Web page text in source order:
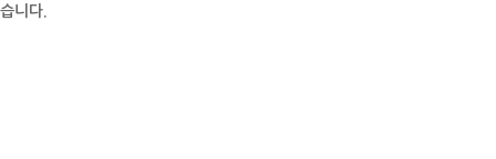
습니다.